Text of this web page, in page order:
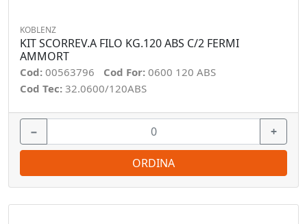
KOBLENZ
KIT SCORREV.A FILO KG.120 ABS C/2 FERMI
AMMORT
Cod: 00563796 Cod For: 0600 120 ABS
Cod Tec: 32.0600/120ABS
− +
ORDINA